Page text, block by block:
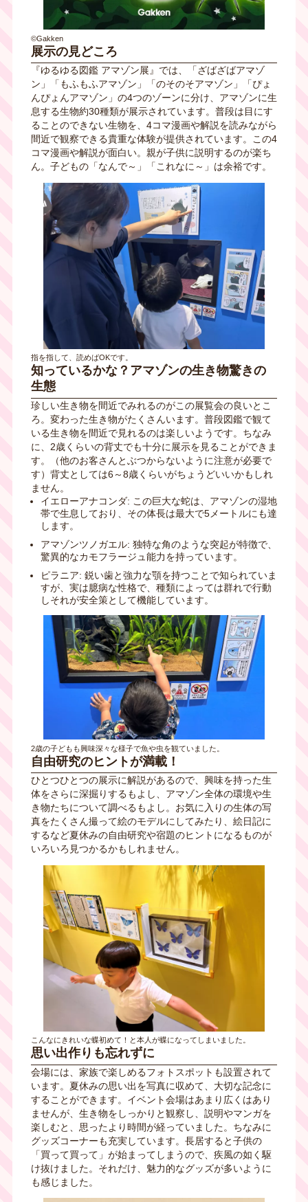
©Gakken
展示の見どころ
『ゆるゆる図鑑 アマゾン展』では、「ざばざばアマゾ
ン」「もふもふアマゾン」「のそのそアマゾン」「ぴょ
んぴょんアマゾン」の4つのゾーンに分け、アマゾンに生
息する生物約30種類が展示されています。普段は目にす
ることのできない生物を、 4コマ漫画や解説を読みながら
間近で観察できる貴重な体験が提供されています。この4
コマ漫画や解説が面白い。親が子供に説明するのが楽ち
ん。子どもの「なんで～」「これなに～」は余裕です。
指を指して、読めばOKです。
知っているかな？アマゾンの生き物驚きの
生態
珍しい生き物を間近でみれるのがこの展覧会の良いとこ
ろ。変わった生き物がたくさんいます。普段図鑑で観て
いる生き物を間近で見れるのは楽しいようです。ちなみ
に、 2歳くらいの背丈でも十分に展示を見ることができま
す。（他のお客さんとぶつからないように注意が必要で
す）背丈としては6～8歳くらいがちょうどいいかもしれ
ません。
イエローアナコンダ: この巨大な蛇は、アマゾンの湿地
帯で生息しており、その体長は最大で5 メートルにも達
します。
アマゾンツノガエル:独特な角のような突起が特徴で、
驚異的なカモフラージュ能力を持っています。
ピラニア:鋭い歯と強力な顎を持つことで知られていま
すが、実は臆病な性格で、種類によっては群れで行動
しそれが安全策として機能しています。
2歳の子どもも興味深々な様子で魚や虫を観ていました。
自由研究のヒントが満載！
ひとつひとつの展示に解説があるので、興味を持った生
体をさらに深掘りするもよし、アマゾン全体の環境や生
き物たちについて調べるもよし。お気に入りの生体の写
真をたくさん撮って絵のモデルにしてみたり、絵日記に
するなど夏休みの自由研究や宿題のヒントになるものが
いろいろ見つかるかもしれません。
こんなにきれいな蝶初めて！と本人が蝶になってしまいました。
思い出作りも忘れずに
会場には、家族で楽しめるフォトスポットも設置されて
います。夏休みの思い出を写真に収めて、大切な記念に
することができます。イベント会場はあまり広くはあり
ませんが、生き物をしっかりと観察し、説明やマンガを
楽しむと、思ったより時間が経っていました。ちなみに
グッズコーナーも充実しています。長居すると子供の
「買って買って」が始まってしまうので、疾風の如く駆
け抜けました。それだけ、魅力的なグッズが多いように
も感じました。